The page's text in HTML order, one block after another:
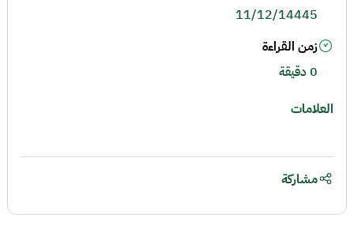
11/12/14445
زمن القراءة
0 دقيقة
العلامات
مشاركة